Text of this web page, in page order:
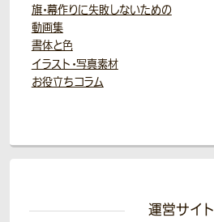
旗・幕作りに失敗しないための
動画集
書体と色
イラスト・写真素材
お役立ちコラム
運営サイト